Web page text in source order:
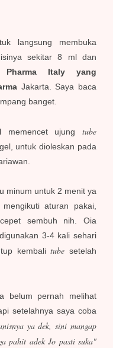
langsung membuka
sekitar 8 ml dan
Pharma Italy yang
Jakarta. Saya baca
banget.
memencet ujung tube
untuk dioleskan pada
minum untuk 2 menit ya
aturan pakai,
sembuh nih. Oia
3-4 kali sehari
kembalitubesetelah
belum pernah melihat
setelahnya saya coba
ya dek, sini mangap
pahit adek Jo pasti suka"